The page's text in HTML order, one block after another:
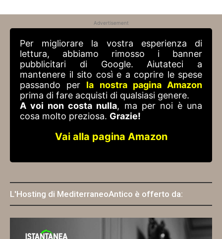
Advertisement
Per migliorare la vostra esperienza di
lettura, abbiamo rimosso i banner
pubblicitari di Google. Aiutateci a
mantenere il sito così e a coprire le spese
passando per la nostra pagina Amazon
prima di fare acquisti di qualsiasi genere.
A voi non costa nulla, ma per noi è una
cosa molto preziosa. Grazie!
Vai alla pagina Amazon
L'Hosting di MediterraneoAntico è offerto da: